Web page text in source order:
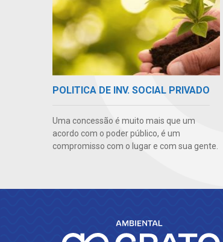
POLITICA DE INV. SOCIAL PRIVADO
Uma concessão é muito mais que um
acordo com o poder público, é um
compromisso com o lugar e com sua gente.